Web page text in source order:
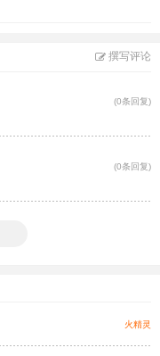
撰写评论
(0条回复)
(0条回复)
火精灵